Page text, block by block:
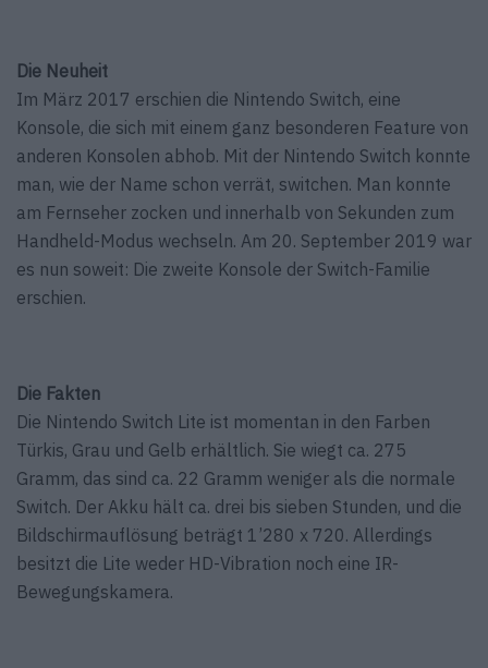
Die Neuheit
Im März 2017 erschien die Nintendo Switch, eine
Konsole, die sich mit einem ganz besonderen Feature von
anderen Konsolen abhob. Mit der Nintendo Switch konnte
man, wie der Name schon verrät, switchen. Man konnte
am Fernseher zocken und innerhalb von Sekunden zum
Handheld-Modus wechseln. Am 20. September 2019 war
es nun soweit: Die zweite Konsole der Switch-Familie
erschien.
Die Fakten
Die Nintendo Switch Lite ist momentan in den Farben
Türkis, Grau und Gelb erhältlich. Sie wiegt ca. 275
Gramm, das sind ca. 22 Gramm weniger als die normale
Switch. Der Akku hält ca. drei bis sieben Stunden, und die
Bildschirmauflösung beträgt 1’280 x 720. Allerdings
besitzt die Lite weder HD-Vibration noch eine IR-
Bewegungskamera.